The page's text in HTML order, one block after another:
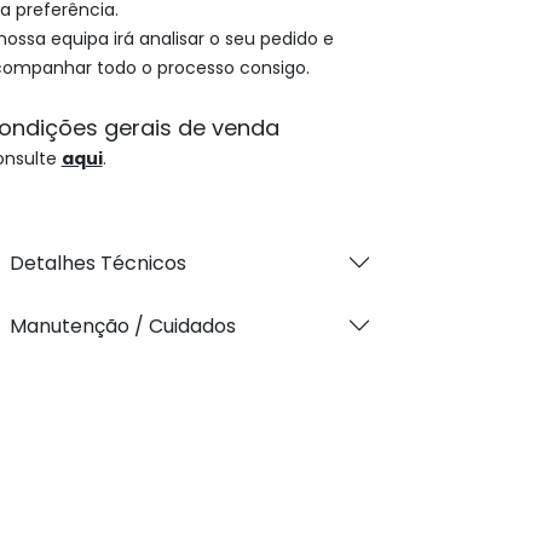
preferência.
equipa irá analisar o seu pedido e
todo o processo consigo.
gerais de venda
aqui.
Detalhes Técnicos
Manutenção / Cuidados